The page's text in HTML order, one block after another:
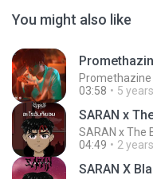
You might also like
03:58
5
04:49
2